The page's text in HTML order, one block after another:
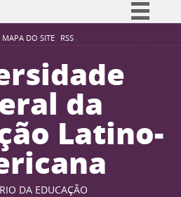
MAPA DO SITE RSS
Simplifique!
Participe
Acesso à informação
Legislação
Canais
da
Latino-
DA EDUCAÇÃO